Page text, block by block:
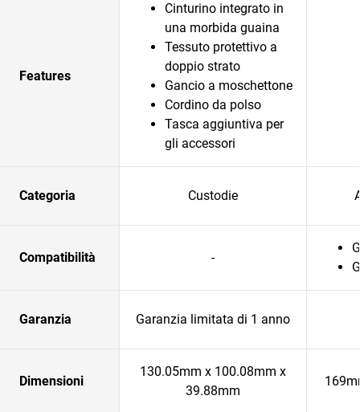
Features
Cinturino integrato in
una morbida guaina
Tessuto protettivo a
doppio strato
Gancio a moschettone
Cordino da polso
Tasca aggiuntiva per
gli accessori
Categoria Custodie
Compatibilità -
Garanzia Garanzia limitata di 1 anno
Dimensioni
130.05mm x 100.08mm x
39.88mm